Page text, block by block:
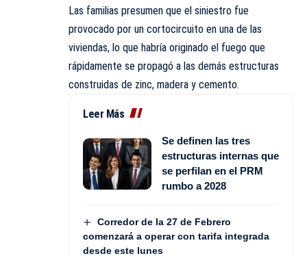
Las familias presumen que el siniestro fue
provocado por un cortocircuito en una de las
viviendas, lo que habría originado el fuego que
rápidamente se propagó a las demás estructuras
construidas de zinc, madera y cemento.
Leer Más
Se definen las tres
estructuras internas que
se perfilan en el PRM
rumbo a 2028
Corredor de la 27 de Febrero
comenzará a operar con tarifa integrada
desde este lunes